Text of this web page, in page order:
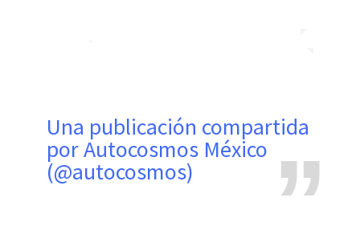
Una publicación compartida
por Autocosmos México
(@autocosmos)